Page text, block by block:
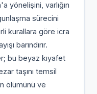
yönelişini, varlığın
sürecini
kurallara göre icra
barındırır.
bu beyaz kıyafet
taşını temsil
ölümünü ve